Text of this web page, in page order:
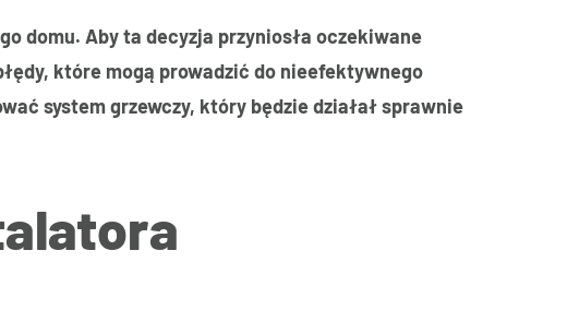
domu. Aby ta decyzja przyniosła oczekiwane
które mogą prowadzić do nieefektywnego
system grzewczy, który będzie działał sprawnie